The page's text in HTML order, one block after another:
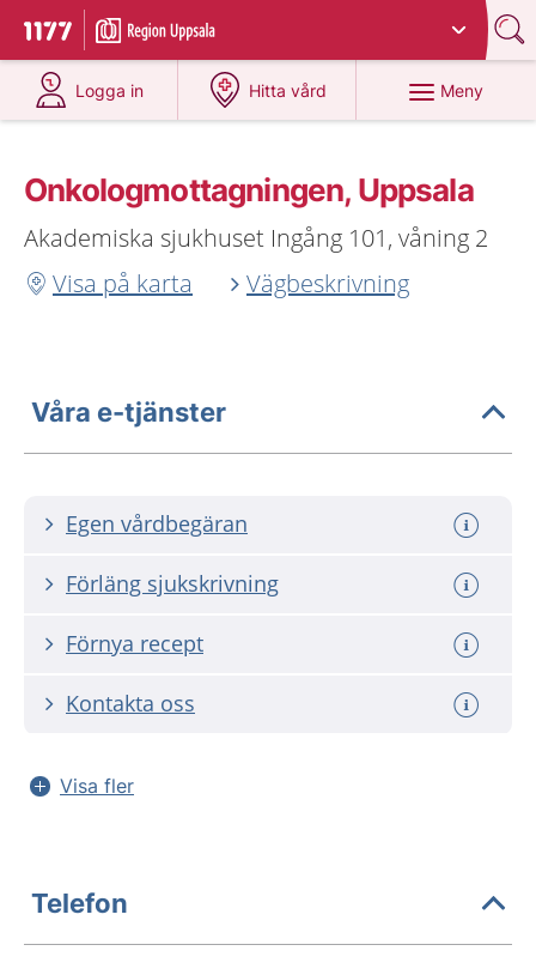
Till startsidan för 1177
Du har valt region
Logga in
på 1177.se
Hitta vård
på 1177.se
Meny
Onkologmottagningen, Uppsala
Akademiska sjukhuset Ingång 101, våning 2
Visa på karta
Vägbeskrivning
Våra e-tjänster
Egen vårdbegäran
Förläng sjukskrivning
Förnya recept
Kontakta oss
Visa fler
Telefon